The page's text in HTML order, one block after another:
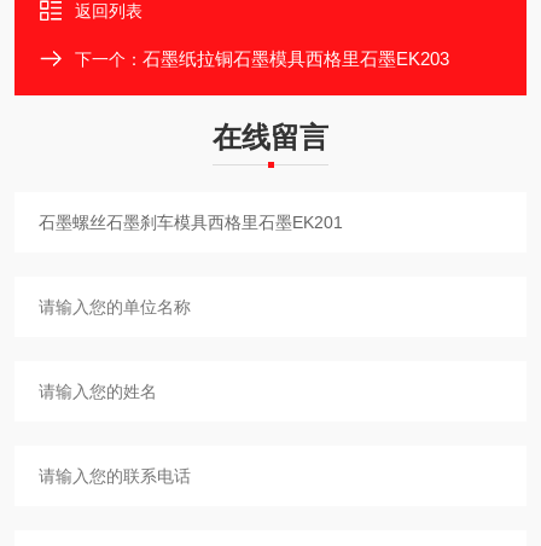
返回列表
下一个： 石墨纸拉铜石墨模具西格里石墨EK203
在线留言